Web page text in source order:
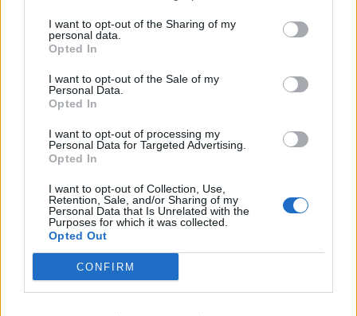
I want to opt-out of the Sharing of my
personal data.
Opted In
I want to opt-out of the Sale of my
Personal Data.
Opted In
I want to opt-out of processing my
Personal Data for Targeted Advertising.
Opted In
I want to opt-out of Collection, Use,
Retention, Sale, and/or Sharing of my
Personal Data that Is Unrelated with the
Purposes for which it was collected.
Opted Out
CONFIRM
Letras Top Artistas
B C D E F G H K
N O
Z #